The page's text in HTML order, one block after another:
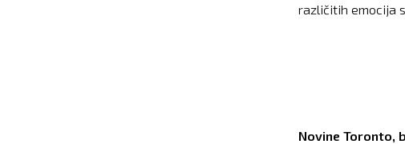
različitih emocija
Novine Toronto,